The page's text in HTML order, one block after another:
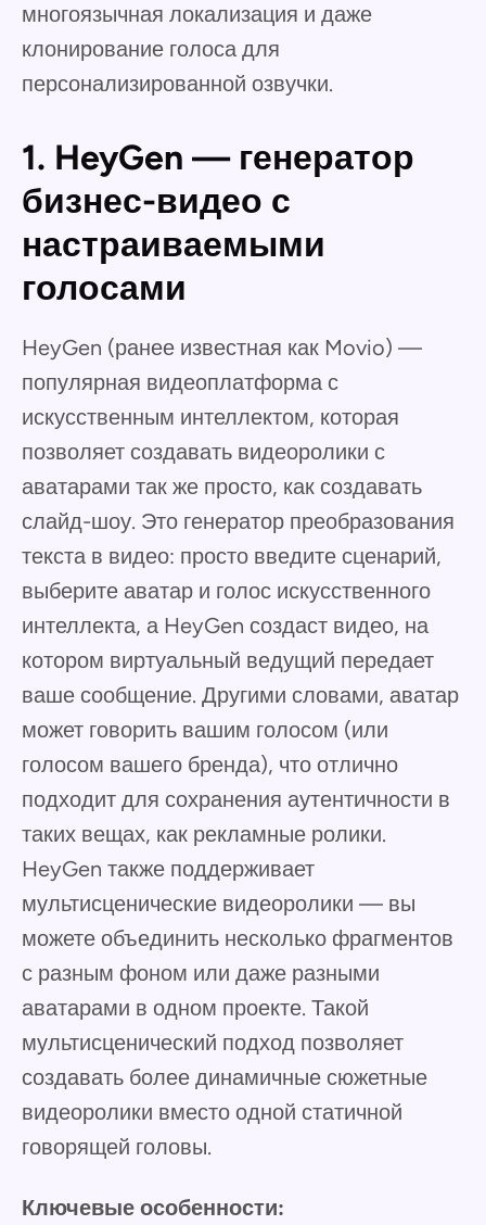
многоязычная локализация и даже
клонирование голоса для
персонализированной озвучки.
1. HeyGen — генератор
бизнес-видео с
настраиваемыми
голосами
HeyGen (ранее известная как Movio) —
популярная видеоплатформа с
искусственным интеллектом, которая
позволяет создавать видеоролики с
аватарами так же просто, как создавать
слайд-шоу. Это генератор преобразования
текста в видео: просто введите сценарий,
выберите аватар и голос искусственного
интеллекта, а HeyGen создаст видео, на
котором виртуальный ведущий передает
ваше сообщение. Другими словами, аватар
может говорить вашим голосом (или
голосом вашего бренда), что отлично
подходит для сохранения аутентичности в
таких вещах, как рекламные ролики.
HeyGen также поддерживает
мультисценические видеоролики — вы
можете объединить несколько фрагментов
с разным фоном или даже разными
аватарами в одном проекте. Такой
мультисценический подход позволяет
создавать более динамичные сюжетные
видеоролики вместо одной статичной
говорящей головы.
Ключевые особенности: